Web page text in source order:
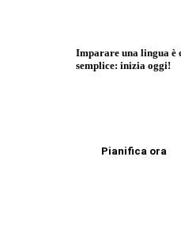
Imparare una lingua è
semplice: inizia oggi!
Pianifica ora